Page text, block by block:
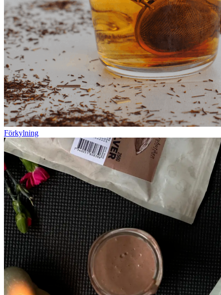
Förkylning